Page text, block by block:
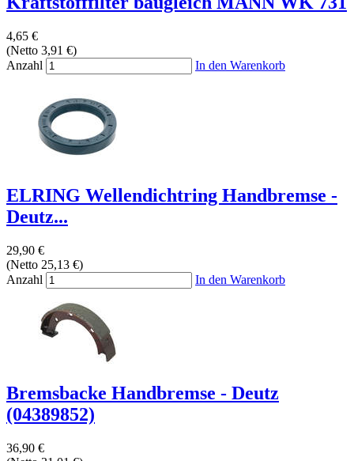
4,65 €
(Netto 3,91 €)
Anzahl
In den Warenkorb
ELRING Wellendichtring Handbremse -
Deutz...
29,90 €
(Netto 25,13 €)
Anzahl
In den Warenkorb
Bremsbacke Handbremse - Deutz
(04389852)
36,90 €